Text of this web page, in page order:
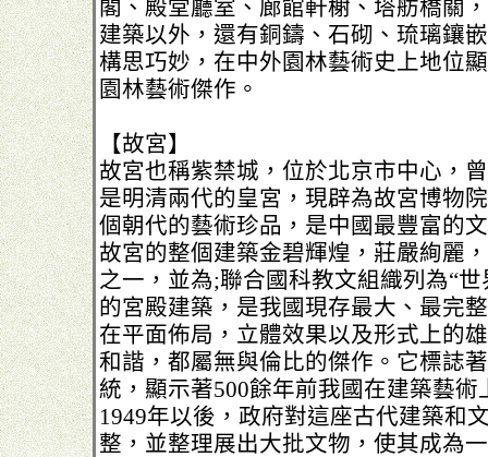
閣、殿堂廳室、廊館軒榭、塔舫橋關
建築以外，還有銅鑄、石砌、琉璃鑲
構思巧妙，在中外園林藝術史上地位
園林藝術傑作。
【故宮】
故宮也稱紫禁城，位於北京市中心，
是明清兩代的皇宮，現辟為故宮博物
個朝代的藝術珍品，是中國最豐富的
故宮的整個建築金碧輝煌，莊嚴絢麗
之一，並為;聯合國科教文組織列為“
的宮殿建築，是我國現存最大、最完
在平面佈局，立體效果以及形式上的
和諧，都屬無與倫比的傑作。它標誌
統，顯示著500餘年前我國在建築藝術
1949年以後，政府對這座古代建築和
整，並整理展出大批文物，使其成為